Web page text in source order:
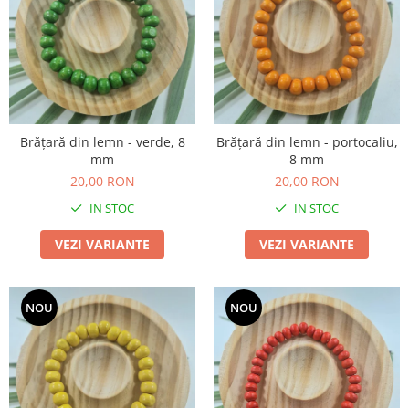
Brățară din lemn - verde, 8
mm
20,00 RON
IN STOC
VEZI VARIANTE
Brățară din lemn - portocaliu,
8 mm
20,00 RON
IN STOC
VEZI VARIANTE
NOU NOU